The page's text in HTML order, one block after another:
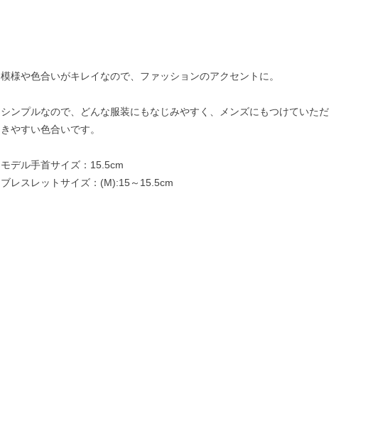
模様や色合いがキレイなので、ファッションのアクセントに。
シンプルなので、どんな服装にもなじみやすく、メンズにもつけていただ
きやすい色合いです。
モデル手首サイズ：15.5cm
ブレスレットサイズ：(M):15～15.5cm